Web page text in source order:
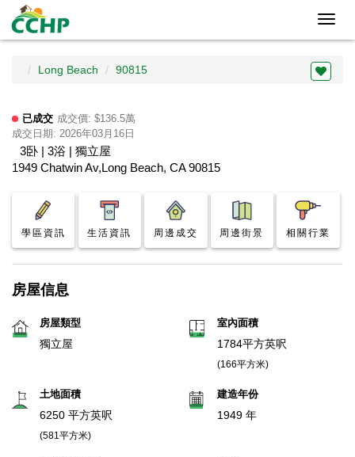
Long Beach 90815
已成交 成交價: $136.5萬
成交日期: 2026年03月16日
3卧 | 3浴 | 獨立屋
1949 Chatwin Av,Long Beach, CA 90815
學區資訊 生活資訊 周邊成交 周邊街景 相關行業
房屋信息
房屋類型
獨立屋
室內面積
1784平方英呎
(166平方米)
土地面積
6250 平方英呎
(581平方米)
建造年份
1949 年